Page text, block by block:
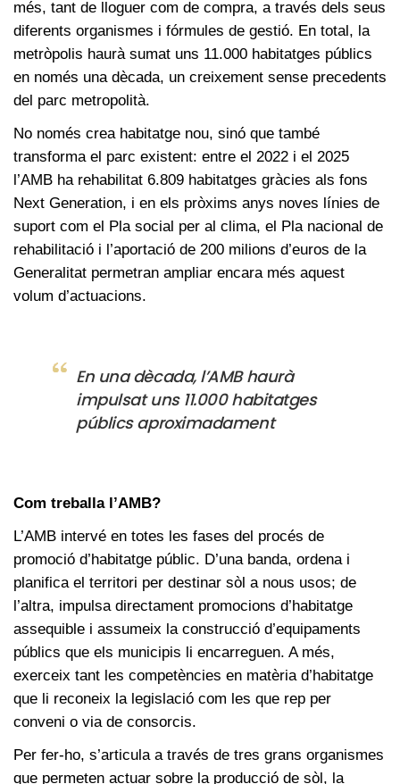
més, tant de lloguer com de compra, a través dels seus
diferents organismes i fórmules de gestió. En total, la
metròpolis haurà sumat uns 11.000 habitatges públics
en només una dècada, un creixement sense precedents
del parc metropolità.
No només crea habitatge nou, sinó que també
transforma el parc existent: entre el 2022 i el 2025
l’AMB ha rehabilitat 6.809 habitatges gràcies als fons
Next Generation, i en els pròxims anys noves línies de
suport com el Pla social per al clima, el Pla nacional de
rehabilitació i l’aportació de 200 milions d’euros de la
Generalitat permetran ampliar encara més aquest
volum d’actuacions.
En una dècada, l’AMB haurà
impulsat uns 11.000 habitatges
públics aproximadament
Com treballa l’AMB?
L’AMB intervé en totes les fases del procés de
promoció d’habitatge públic. D’una banda, ordena i
planifica el territori per destinar sòl a nous usos; de
l’altra, impulsa directament promocions d’habitatge
assequible i assumeix la construcció d’equipaments
públics que els municipis li encarreguen. A més,
exerceix tant les competències en matèria d’habitatge
que li reconeix la legislació com les que rep per
conveni o via de consorcis.
Per fer-ho, s’articula a través de tres grans organismes
que permeten actuar sobre la producció de sòl, la